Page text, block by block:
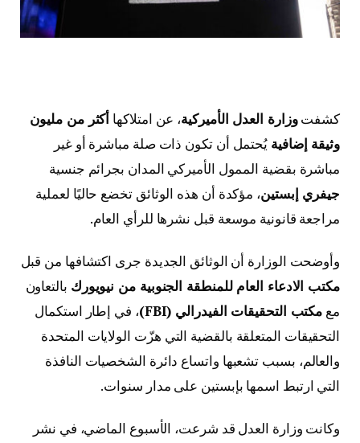
كشفتوزارة العدل الأميركية، عن امتلاكها أكثر من مليون
وثيقة إضافية يُحتمل أن تكون ذات صلة مباشرة أو غير
مباشرة بقضية الممول الأميركي المدان بجرائم جنسية
جيفري إبستين، مؤكدة أن هذه الوثائق تخضع حاليًا لعملية
مراجعة قانونية موسعة قبل نشرها للرأي العام.
وأوضحت الوزارة أن الوثائق الجديدة جرى اكتشافها من قبل
مكتب الادعاء العام للمنطقة الجنوبية من نيويورك بالتعاون
مع مكتب التحقيقات الفيدرالي (FBI)
، في إطار استكمال
التحقيقات المتعلقة بالقضية التي هزّت الولايات المتحدة
والعالم، بسبب تشعبها واتساع دائرة الشخصيات النافذة
التي ارتبط اسمها بإبستين على مدار سنوات.
وكانت وزارة العدل قد شرعت، الأسبوع الماضي، في نشر